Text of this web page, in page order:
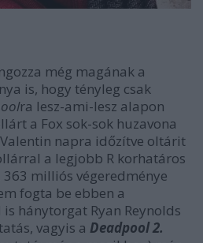
még magának a
is, hogy tényleg csak
ra lesz-ami-lesz alapon
a Fox sok-sok huzavona
napra időzítve oltárit
a legjobb R korhatáros
363 milliós végeredménye
fogta be ebben a
hánytorgat Ryan Reynolds
vagyis a Deadpool 2.